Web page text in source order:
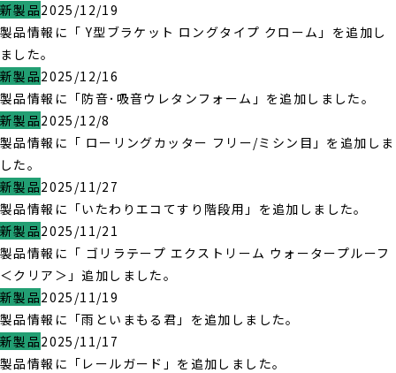
新製品2025/12/19
製品情報に「 Y型ブラケット ロングタイプ クローム」を追加し
ました。
新製品2025/12/16
製品情報に「防音･吸音ウレタンフォーム」を追加しました。
新製品2025/12/8
製品情報に「 ローリングカッター フリー/ミシン目」を追加しま
した。
新製品2025/11/27
製品情報に「いたわりエコてすり階段用」を追加しました。
新製品2025/11/21
製品情報に「 ゴリラテープ エクストリーム ウォータープルーフ
＜クリア＞」追加しました。
新製品2025/11/19
製品情報に「雨といまもる君」を追加しました。
新製品2025/11/17
製品情報に「レールガード」を追加しました。